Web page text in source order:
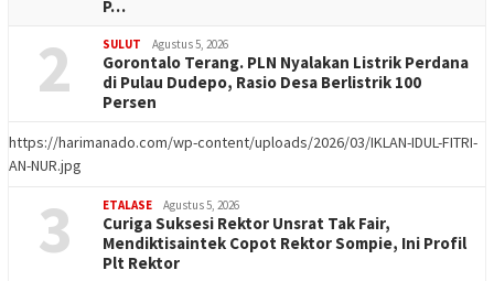
P…
2 SULUT Agustus 5, 2026
Gorontalo Terang. PLN Nyalakan Listrik Perdana
di Pulau Dudepo, Rasio Desa Berlistrik 100
Persen
https://harimanado.com/wp-content/uploads/2026/03/IKLAN-IDUL-FITRI-
AN-NUR.jpg
3 ETALASE Agustus 5, 2026
Curiga Suksesi Rektor Unsrat Tak Fair,
Mendiktisaintek Copot Rektor Sompie, Ini Profil
Plt Rektor